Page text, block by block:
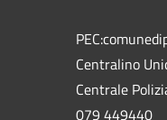
Centralino
Centrale
079 449440